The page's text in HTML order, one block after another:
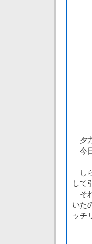
夕
今
し
して
そ
いた
ッチ